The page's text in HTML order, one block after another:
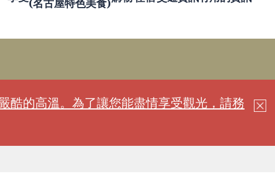
(名古屋特色美食)
酷的高溫。為了讓您能盡情享受觀光，請務